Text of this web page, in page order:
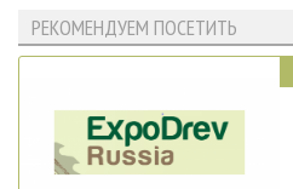
РЕКОМЕНДУЕМ ПОСЕТИТЬ